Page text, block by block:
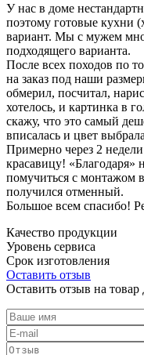
У нас в доме
поэтому готовые кухни
вариант. Мы с мужем
подходящего варианта.
После всех походов по
на заказ под наши
обмерил, посчитал,
хотелось, и картинка в
скажу, что это самый
вписалась и цвет
Примерно через 2
красавицу!
помучиться с монтажом
получился отменный.
Большое всем спасибо!
Качество продукции
Уровень сервиса
Срок изготовления
Оставить отзыв
Оставить отзыв на